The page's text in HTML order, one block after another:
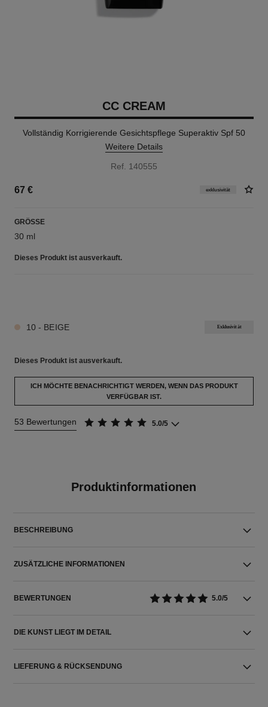
CC CREAM
Vollständig Korrigierende Gesichtspflege Superaktiv Spf 50
Weitere Details
Ref. 140555
67 € exklusivität
GRÖSSE
30 ml
Dieses Produkt ist ausverkauft.
10 - BEIGE Exklusivität
Dieses Produkt ist ausverkauft.
ICH MÖCHTE BENACHRICHTIGT WERDEN, WENN DAS PRODUKT
VERFÜGBAR IST.
53 Bewertungen 5.0/5
Produktinformationen
BESCHREIBUNG
ZUSÄTZLICHE INFORMATIONEN
BEWERTUNGEN 5.0/5
DIE KUNST LIEGT IM DETAIL
LIEFERUNG & RÜCKSENDUNG